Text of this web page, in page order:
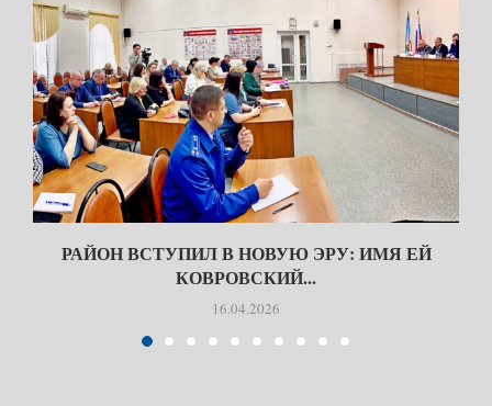
РАЙОН ВСТУПИЛ В НОВУЮ ЭРУ: ИМЯ ЕЙ
КОВРОВСКИЙ...
16.04.2026